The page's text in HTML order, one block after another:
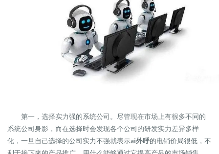
第一 ， 选择实力强的系统公司 。 尽管现在市场上有很多不同的
系统公司身影 ，而在选择时会发现各个公司的研发实力差异多样
化，一旦自己选择的公司实力不强就表示ai外呼的电销价局很低，不